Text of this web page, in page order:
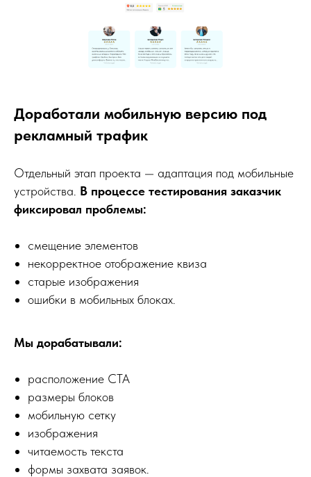
Доработали мобильную версию под
рекламный трафик
Отдельный этап проекта — адаптация под мобильные
устройства. В процессе тестирования заказчик
фиксировал проблемы:
смещение элементов
некорректное отображение квиза
старые изображения
ошибки в мобильных блоках.
Мы дорабатывали:
расположение CTA
размеры блоков
мобильную сетку
изображения
читаемость текста
формы захвата заявок.